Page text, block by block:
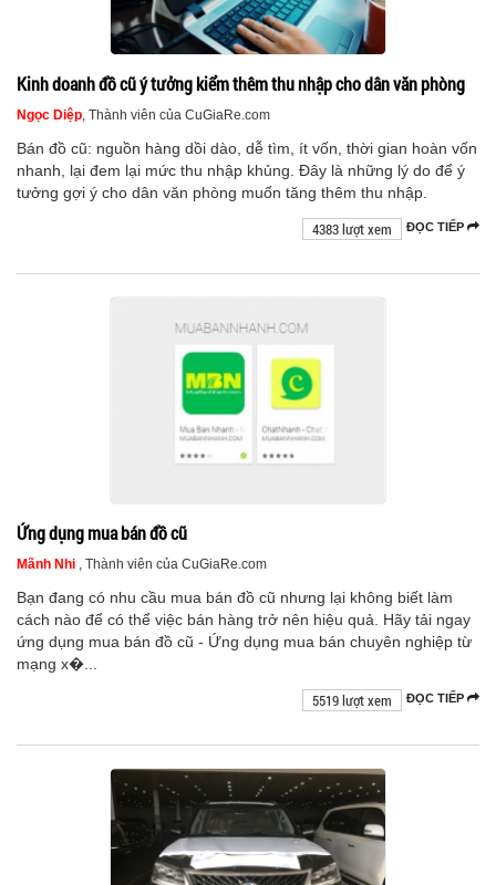
Kinh doanh đồ cũ ý tưởng kiểm thêm thu nhập cho dân văn phòng
Ngọc Diệp, Thành viên của CuGiaRe.com
Bán đồ cũ: nguồn hàng dồi dào, dễ tìm, ít vốn, thời gian hoàn vốn
nhanh, lại đem lại mức thu nhập khủng. Đây là những lý do để ý
tưởng gợi ý cho dân văn phòng muốn tăng thêm thu nhập.
ĐỌC TIẾP
4383 lượt xem
Ứng dụng mua bán đồ cũ
Mãnh Nhi , Thành viên của CuGiaRe.com
Bạn đang có nhu cầu mua bán đồ cũ nhưng lại không biết làm
cách nào để có thể việc bán hàng trở nên hiệu quả. Hãy tải ngay
ứng dụng mua bán đồ cũ - Ứng dụng mua bán chuyên nghiệp từ
mạng x�...
ĐỌC TIẾP
5519 lượt xem